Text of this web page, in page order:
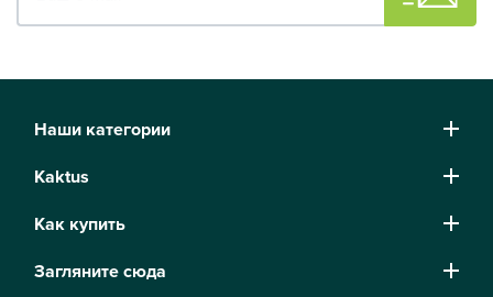
Наши категории
Kaktus
Как купить
Загляните сюда